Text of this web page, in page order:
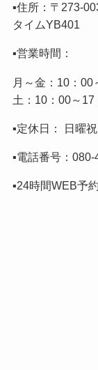
▪️住所：〒273-
タイムYB401
▪️営業時間：
月～金：10：00
土：10：00～17
▪️定休日： 日曜
▪️電話番号： 080-
▪️24時間WEB予約